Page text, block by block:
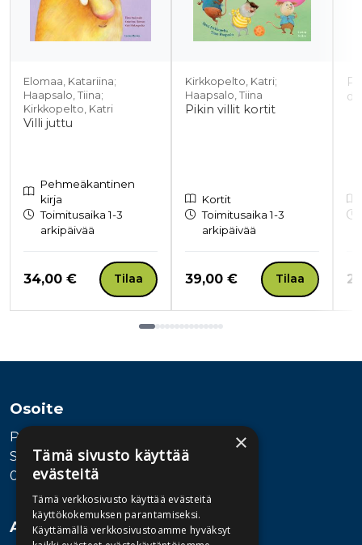
Elomaa, Katariina;
Haapsalo, Tiina;
Kirkkopelto, Katri
Villi juttu
Pehmeäkantinen
kirja
Toimitusaika 1-3
arkipäivää
Hinta nyt
34,00 € Tilaa
Kirkkopelto, Katri;
Haapsalo, Tiina
Pikin villit kortit
Kortit
Toimitusaika 1-3
arkipäivää
Hinta nyt
39,00 € Tilaa
Osoite
Publiva Oy
Sörnäistenkatu 1
00580 Helsinki
Asiakaspalvelu
×
Tämä sivusto käyttää
evästeitä
Tämä verkkosivusto käyttää evästeitä
käyttökokemuksen parantamiseksi.
Käyttämällä verkkosivustoamme hyväksyt